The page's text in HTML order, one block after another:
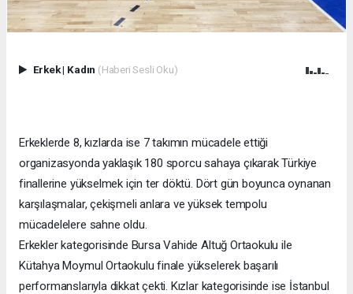
Erkek| Kadın (Haberi Sesli Oku)
Erkeklerde 8, kızlarda ise 7 takımın mücadele ettiği
organizasyonda yaklaşık 180 sporcu sahaya çıkarak Türkiye
finallerine yükselmek için ter döktü. Dört gün boyunca oynanan
karşılaşmalar, çekişmeli anlara ve yüksek tempolu
mücadelelere sahne oldu.
Erkekler kategorisinde Bursa Vahide Altuğ Ortaokulu ile
Kütahya Moymul Ortaokulu finale yükselerek başarılı
performanslarıyla dikkat çekti. Kızlar kategorisinde ise İstanbul